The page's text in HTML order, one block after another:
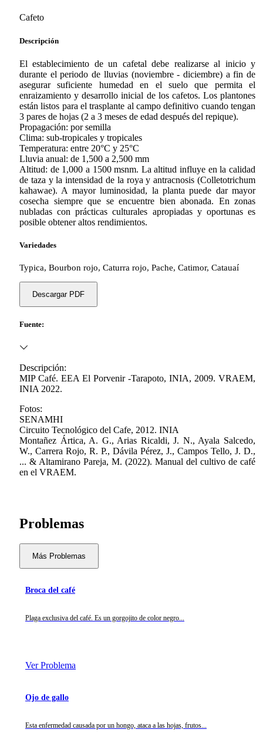
Cafeto
Descripción
El establecimiento de un cafetal debe realizarse al inicio y
durante el periodo de lluvias (noviembre - diciembre) a fin de
asegurar suficiente humedad en el suelo que permita el
enraizamiento y desarrollo inicial de los cafetos. Los plantones
están listos para el trasplante al campo definitivo cuando tengan
3 pares de hojas (2 a 3 meses de edad después del repique).
Propagación: por semilla
Clima: sub-tropicales y tropicales
Temperatura: entre 20°C y 25°C
Lluvia anual: de 1,500 a 2,500 mm
Altitud: de 1,000 a 1500 msnm. La altitud influye en la calidad
de taza y la intensidad de la roya y antracnosis (Colletotrichum
kahawae). A mayor luminosidad, la planta puede dar mayor
cosecha siempre que se encuentre bien abonada. En zonas
nubladas con prácticas culturales apropiadas y oportunas es
posible obtener altos rendimientos.
Variedades
Typica, Bourbon rojo, Caturra rojo, Pache, Catimor, Catauaí
Descargar PDF
Fuente:
Descripción:
MIP Café. EEA El Porvenir -Tarapoto, INIA, 2009. VRAEM,
INIA 2022.
Fotos:
SENAMHI
Circuito Tecnológico del Cafe, 2012. INIA
Montañez Ártica, A. G., Arias Ricaldi, J. N., Ayala Salcedo,
W., Carrera Rojo, R. P., Dávila Pérez, J., Campos Tello, J. D.,
... & Altamirano Pareja, M. (2022). Manual del cultivo de café
en el VRAEM.
Problemas
Más Problemas
Broca del café
Plaga exclusiva del café. Es un gorgojito de color negro...
Ver Problema
Ojo de gallo
Esta enfermedad causada por un hongo, ataca a las hojas, frutos...